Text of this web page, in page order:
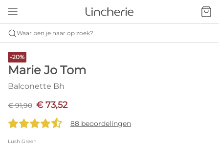
Waar ben je naar op zoek?
-20%
Marie Jo Tom
Balconette Bh
€ 91,90 € 73,52
88 beoordelingen
Lush Green